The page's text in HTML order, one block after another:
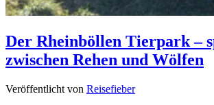
Der Rheinböllen Tierpark –
zwischen Rehen und Wölfen
Veröffentlicht von Reisefieber